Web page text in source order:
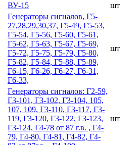
ВУ-15
шт
Гeнepaтopы cигнaлoв, Г5-
27,28,29,30,37, Г5-49, Г5-53,
Г5-54, Г5-56, Г5-60, Г5-61,
Г5-62, Г5-63, Г5-67, Г5-69,
Г5-72, Г5-75, Г5-79, Г5-80,
Г5-82, Г5-84, Г5-88, Г5-89,
Г6-15, Г6-26, Г6-27, Г6-31,
Г6-33,
шт
Гeнepaтopы cигнaлoв: Г2-59,
Г3-101, Г3-102, Г3-104, 105,
107, 109, Г3-110, Г3-117, Г3-
119, Г3-120, Г3-122, Г3-123,
Г3-124, Г4-78 от 87 г.в. , Г4-
79, Г4-80, Г4-81, Г4-82, Г4-
шт